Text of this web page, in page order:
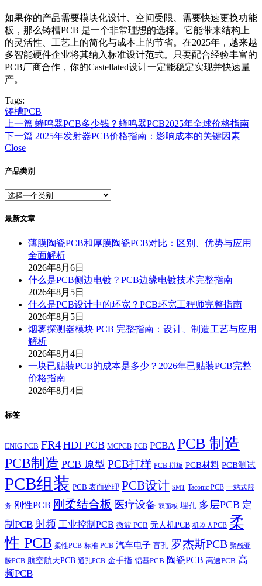
如果你的产品需要模块化设计、空间受限、需要快速更换功能
板，那么铸槽PCB 是一个非常理想的选择。它能带来结构上
的灵活性、工艺上的简化与成本上的节省。在2025年，越来越
多智能硬件企业将其纳入标准设计范式。只要配合经验丰富的
PCB厂商合作，你的Castellated设计一定能稳定实现并快速量
产。
Tags:
铸槽PCB
上一篇 蜂鸣器PCB多少钱？蜂鸣器PCB2025年全球价格指南
下一篇 2025年发射器PCB价格指南：影响成本的关键因素
Close
产品类别
最新文章
薄膜陶瓷PCB和厚膜陶瓷PCB对比：区别、优势与应用
全面解析
2026年8月6日
什么是PCB侧边电镀？PCB边缘电镀技术完整指南
2026年8月5日
什么是PCB设计中的环宽？PCB环宽工程师完整指南
2026年8月5日
烟雾探测器模块 PCB 完整指南：设计、制造工艺与应用
解析
2026年8月4日
一块已贴装PCB的成本是多少？2026年已贴装PCB完整
价格指南
2026年8月4日
标签
ENIG PCB FR4 HDI PCB MCPCB PCB PCBA PCB 制造
PCB制造 PCB 原型 PCB打样 PCB 拼板 PCB材料 PCB测试
PCB组装 PCB 表面处理 PCB设计 SMT Taconic PCB 一站式服
务 刚性PCB 刚柔结合板 医疗设备 双面板 埋孔 多层PCB 定
制PCB 射频 工业控制PCB 微波 PCB 无人机PCB 机器人PCB 柔
性 PCB 柔性PCB 标准 PCB 汽车电子 盲孔 罗杰斯PCB 聚酰亚
胺PCB 航空航天PCB 通孔PCB 金手指 铝基PCB 陶瓷PCB 高速PCB 高
频PCB